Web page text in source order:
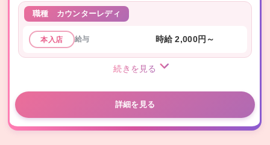
職種 カウンターレディ
本入店 給与 時給 2,000円～
続きを見る
詳細を見る